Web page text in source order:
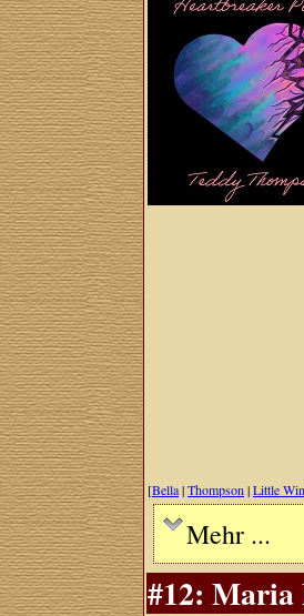
[Bella|Thompson |Little
Mehr ...
#12: